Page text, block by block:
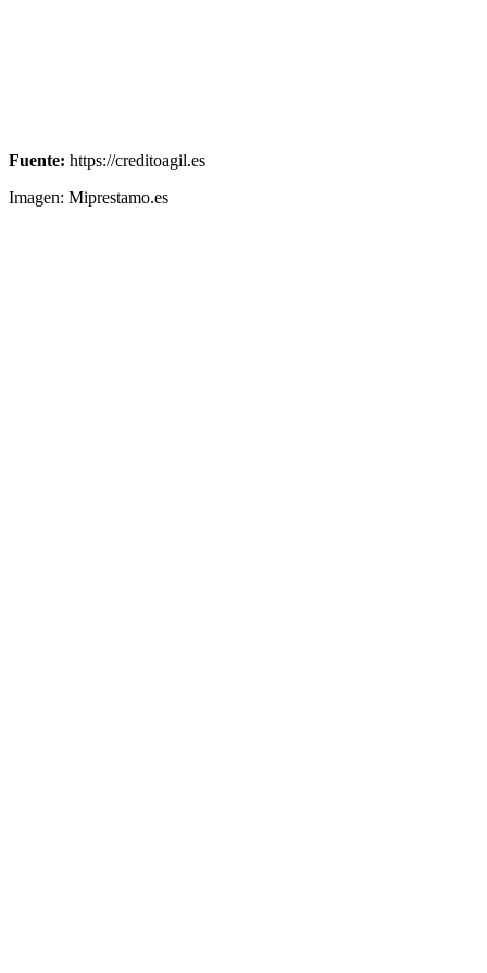
Fuente: https://creditoagil.es
Imagen: Miprestamo.es